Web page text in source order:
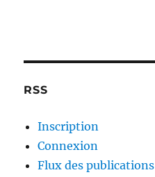
RSS
Inscription
Connexion
Flux des publications